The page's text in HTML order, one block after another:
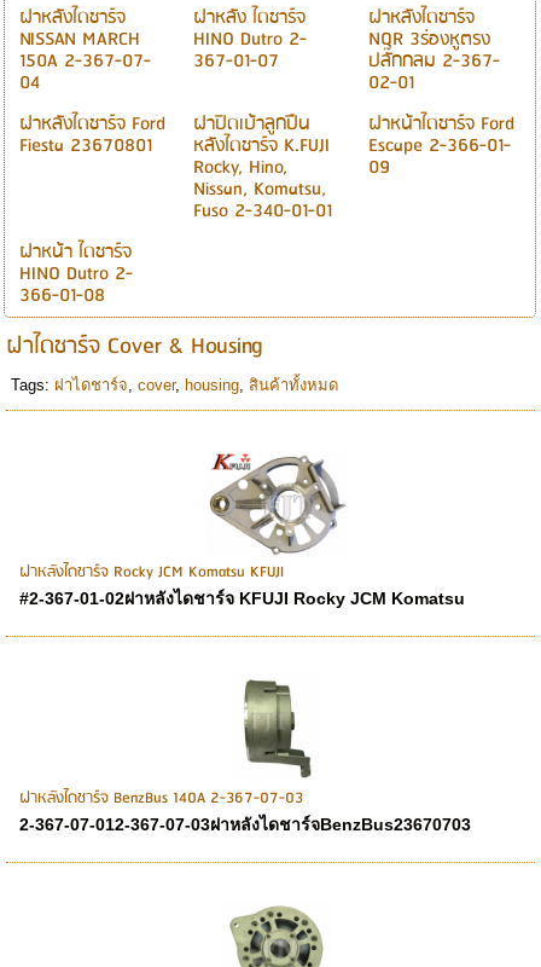
ฝาหลังไดชาร์จ
NISSAN MARCH
150A 2-367-07-
04
ฝาหลัง ไดชาร์จ
HINO Dutro 2-
367-01-07
ฝาหลังไดชาร์จ
NQR 3ร่องหูตรง
ปลั๊กกลม 2-367-
02-01
ฝาหลังไดชาร์จ Ford
Fiesta 23670801
ฝาปิดเบ้าลูกปืน
หลังไดชาร์จ K.FUJI
Rocky, Hino,
Nissan, Komatsu,
Fuso 2-340-01-01
ฝาหน้าไดชาร์จ Ford
Escape 2-366-01-
09
ฝาหน้า ไดชาร์จ
HINO Dutro 2-
366-01-08
ฝาไดชาร์จ Cover & Housing
Tags: ฝาไดชาร์จ cover, housing, สินค้าทั้งหมด
ฝาหลังไดชาร์จ Rocky JCM Komatsu KFUJI
#2-367-01-02ฝาหลังไดชาร์จ KFUJI Rocky JCM Komatsu
ฝาหลังไดชาร์จ BenzBus 140A 2-367-07-03
2-367-07-012-367-07-03ฝาหลังไดชาร์จBenzBus23670703